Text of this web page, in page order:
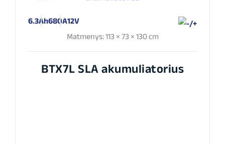
6.3Ah680A12V
Matmenys: 113 × 73 × 130 cm
BTX7L SLA akumuliatorius